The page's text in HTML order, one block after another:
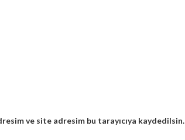
ve site adresim bu tarayıcıya kaydedilsin.